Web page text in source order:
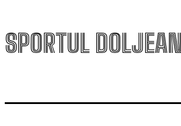
SPORTUL DOLJEAN